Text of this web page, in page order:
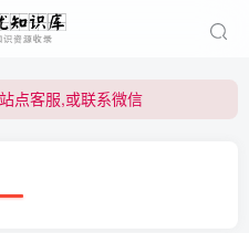
点客服,或联系微信
点客服,或联系微信